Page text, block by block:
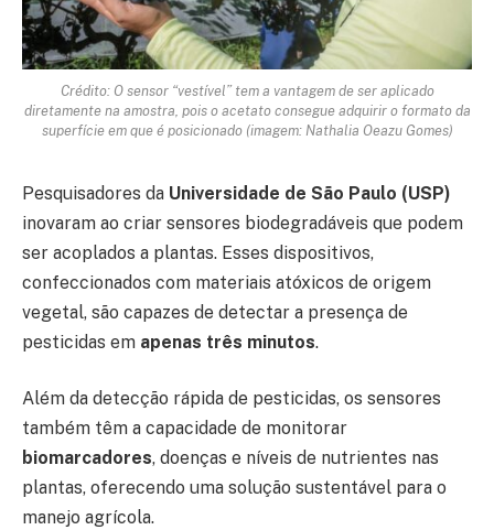
Crédito: O sensor “vestível” tem a vantagem de ser aplicado
diretamente na amostra, pois o acetato consegue adquirir o formato da
superfície em que é posicionado (imagem: Nathalia Oeazu Gomes)
Pesquisadores da Universidade de São Paulo (USP)
inovaram ao criar sensores biodegradáveis que podem
ser acoplados a plantas. Esses dispositivos,
confeccionados com materiais atóxicos de origem
vegetal, são capazes de detectar a presença de
pesticidas em apenas três minutos.
Além da detecção rápida de pesticidas, os sensores
também têm a capacidade de monitorar
biomarcadores, doenças e níveis de nutrientes nas
plantas, oferecendo uma solução sustentável para o
manejo agrícola.